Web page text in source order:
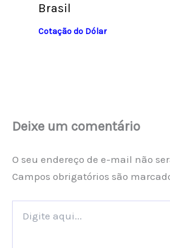
Brasil
Cotação do Dólar
Deixe um comentário
O seu endereço de e-mail não
Campos obrigatórios são
aqui...